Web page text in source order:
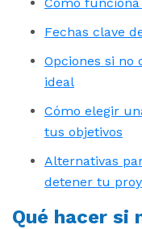
Fechas clave
Opciones si
ideal
Cómo elegir
tus objetivos
Alternativas
detener tu
Qué hacer si